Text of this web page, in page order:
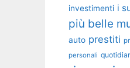
investimenti i
più belle
auto prestiti
personali